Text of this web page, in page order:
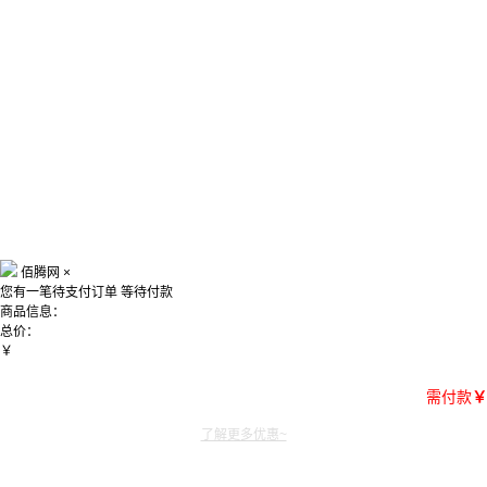
佰腾网 ×
您有一笔待支付订单 等待付款
商品信息：
总价：
￥
需付款￥
了解更多优惠~